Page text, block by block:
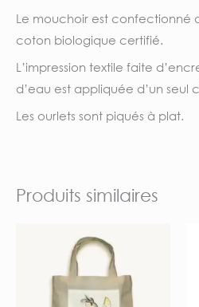
Le mouchoir est confectionné
coton biologique certifié.
L’impression textile faite
d’eau est appliquée d’un seul
Les ourlets sont piqués à plat.
Produits similaires